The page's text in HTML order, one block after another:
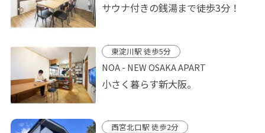
サウナ付きの銭湯まで徒歩3分！
東淀川駅 徒歩5分
NOA - NEW OSAKA APART
小さく暮らす新大阪。
西宮北口駅 徒歩2分